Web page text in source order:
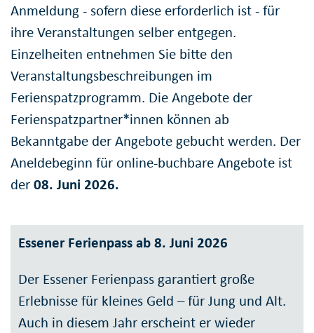
Anmeldung - sofern diese erforderlich ist - für
ihre Veranstaltungen selber entgegen.
Einzelheiten entnehmen Sie bitte den
Veranstaltungsbeschreibungen im
Ferienspatzprogramm. Die Angebote der
Ferienspatzpartner*innen können ab
Bekanntgabe der Angebote gebucht werden. Der
Aneldebeginn für online-buchbare Angebote ist
der08. Juni 2026.
Essener Ferienpass ab 8. Juni 2026
Der Essener Ferienpass garantiert große
Erlebnisse für kleines Geld – für Jung und Alt.
Auch in diesem Jahr erscheint er wieder